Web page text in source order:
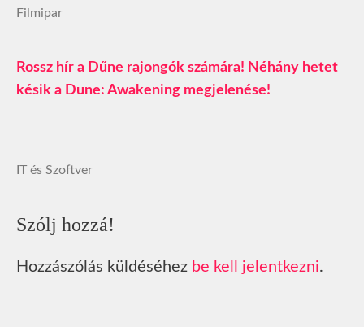
Filmipar
Rossz hír a Dűne rajongók számára! Néhány hetet
késik a Dune: Awakening megjelenése!
IT és Szoftver
Szólj hozzá!
Hozzászólás küldéséhez be kell jelentkezni.